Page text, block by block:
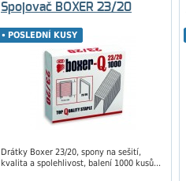
Spojovač BOXER 23/20
POSLEDNÍ KUSY
POSLEDNÍ KUSY
Drátky Boxer 23/20, spony na sešití,
kvalita a spolehlivost, balení 1000 kusů...